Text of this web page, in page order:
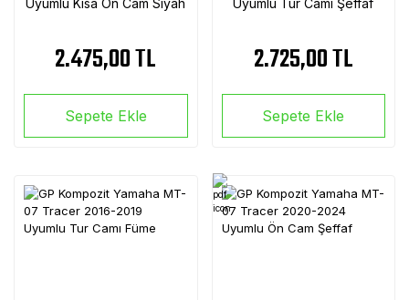
2.475,00 TL
Sepete Ekle
2.725,00 TL
Sepete Ekle